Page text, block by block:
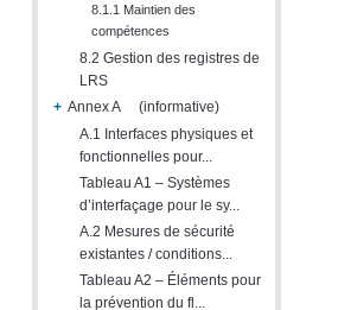
8.1.1 Maintien des
compétences
8.2 Gestion des registres de
LRS
+ Annex A (informative)
A.1 Interfaces physiques et
fonctionnelles pour...
Tableau A1 – Systèmes
d’interfaçage pour le sy...
A.2 Mesures de sécurité
existantes / conditions...
Tableau A2 – Éléments pour
la prévention du fl...